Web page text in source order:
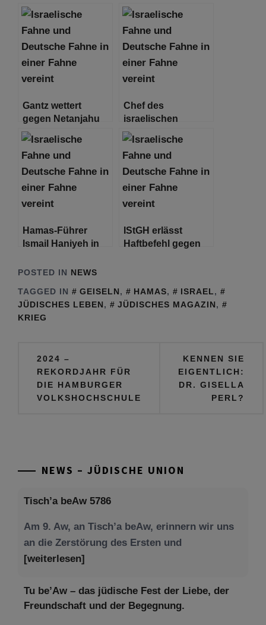
„Vorübergehende
Waffenruhe“ im
Gegenzug für
Geiseln wird
stattfinden
Israel
Gantz wettert
gegen Netanjahu
und kritisiert
„fabrizierte
Streitigkeiten“ mit
den USA
Chef des
israelischen
Militärgeheimdienstes
tritt zurück
Hamas-Führer
Ismail Haniyeh in
IStGH erlässt
Haftbefehl gegen
Kriegsverbrechen
im Gazastreifen
POSTED IN NEWS
TAGGED IN
GEISELN, HAMAS, ISRAEL,
JÜDISCHES LEBEN, JÜDISCHES MAGAZIN,
KRIEG
Beitragsnavigation
2024 –
REKORDJAHR FÜR
DIE HAMBURGER
VOLKSHOCHSCHULE
KENNEN SIE
EIGENTLICH:
DR. GISELLA
PERL?
NEWS – JÜDISCHE UNION
Tisch’a beAw 5786
Am 9. Aw, an Tisch’a beAw, erinnern wir uns
an die Zerstörung des Ersten und
[weiterlesen]
Tu be’Aw – das jüdische Fest der Liebe, der
Freundschaft und der Begegnung.